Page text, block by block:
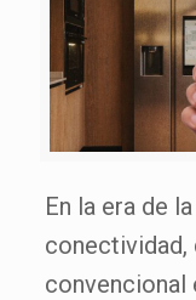
En la era de
conectividad,
convencional